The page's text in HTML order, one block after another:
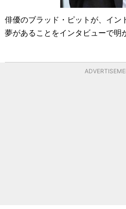
俳優のブラッド・ピットが、イン
夢があることをインタビューで明